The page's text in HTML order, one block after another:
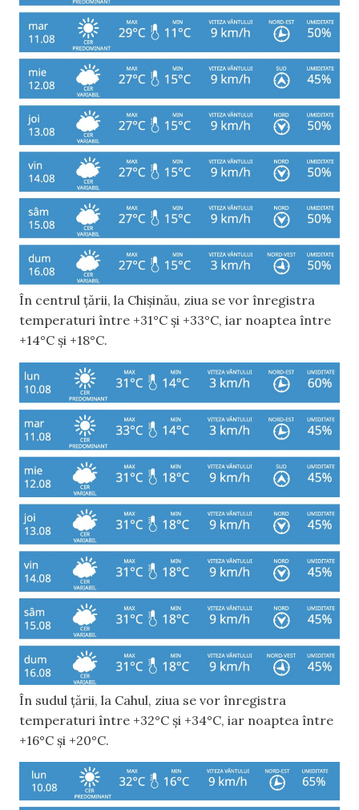
În centrul țării, la Chișinău, ziua se vor înregistra
temperaturi între +31°C și +33°C, iar noaptea între
+14°C și +18°C.
În sudul țării, la Cahul, ziua se vor înregistra
temperaturi între +32°C și +34°C, iar noaptea între
+16°C și +20°C.